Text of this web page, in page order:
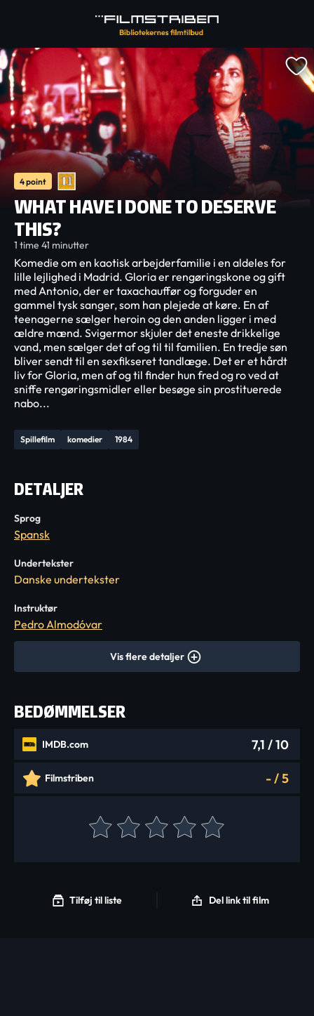
4 point
WHAT HAVE I DONE TO DESERVE
THIS?
1 time 41 minutter
Spillefilm komedier 1984
Komedie om en kaotisk arbejderfamilie i en aldeles for
lille lejlighed i Madrid. Gloria er rengøringskone og gift
med Antonio, der er taxachauffør og forguder en
gammel tysk sanger, som han plejede at køre. En af
teenagerne sælger heroin og den anden ligger i med
ældre mænd. Svigermor skjuler det eneste drikkelige
vand, men sælger det af og til til familien. En tredje søn
bliver sendt til en sexfikseret tandlæge. Det er et hårdt
liv for Gloria, men af og til finder hun fred og ro ved at
sniffe rengøringsmidler eller besøge sin prostituerede
nabo...
DETALJER
Sprog
Spansk
Undertekster
Danske undertekster
Instruktør
Pedro Almodóvar
Vis flere detaljer
BEDØMMELSER
IMDB.com 7,1 / 10
Filmstriben -/5
Tilføj til liste Del link til film